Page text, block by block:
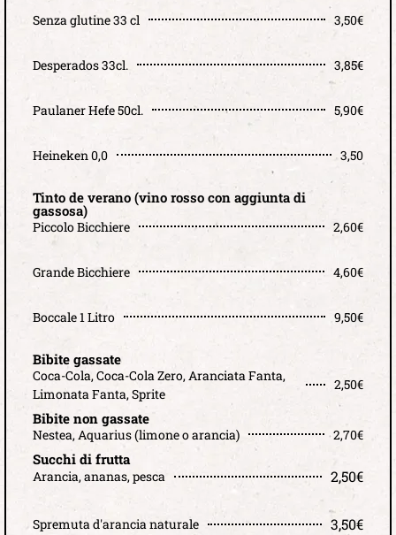
Senza glutine 33 cl 3,50€
Desperados 33cl. 3,85€
Paulaner Hefe 50cl. 5,90€
Heineken 0,0 3,50
Tinto de verano (vino rosso con aggiunta di
gassosa)
Piccolo Bicchiere 2,60€
Grande Bicchiere 4,60€
Boccale 1 Litro 9,50€
Bibite gassate
Coca-Cola, Coca-Cola Zero, Aranciata Fanta,
Limonata Fanta, Sprite
2,50€
Bibite non gassate
Nestea, Aquarius (limone o arancia) 2,70€
Succhi di frutta
Arancia, ananas, pesca 2,50€
Spremuta d'arancia naturale 3,50€